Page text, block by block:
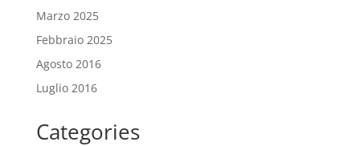
Marzo 2025
Febbraio 2025
Agosto 2016
Luglio 2016
Categories